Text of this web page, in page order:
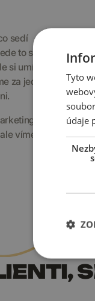
sedí
to svoje.
si umíme užít
za jeden
víme,
Tyto
údaje